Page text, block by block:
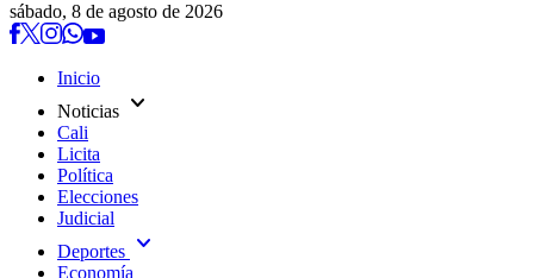
sábado, 8 de agosto de 2026
Inicio
Noticias expand_more
Cali
Licita
Política
Elecciones
Judicial
Deportes expand_more
Economía